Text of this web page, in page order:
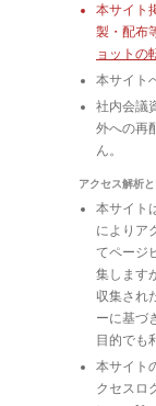
本サイト
製・配布
ョットの
本サイト
社内会議
外への再
ん。
アクセス解析
本サイト
によりア
てページ
集します
収集され
ーに基づ
目的でも
本サイト
クセスロ